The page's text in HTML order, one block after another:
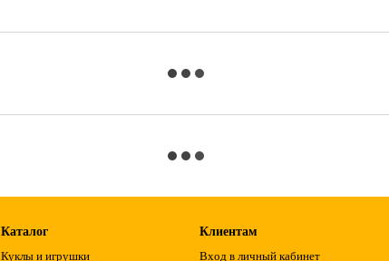
Каталог
Куклы и игрушки
Клиентам
Вход в личный кабинет